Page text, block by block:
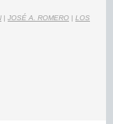
| JOSÉ A. ROMERO | LOS